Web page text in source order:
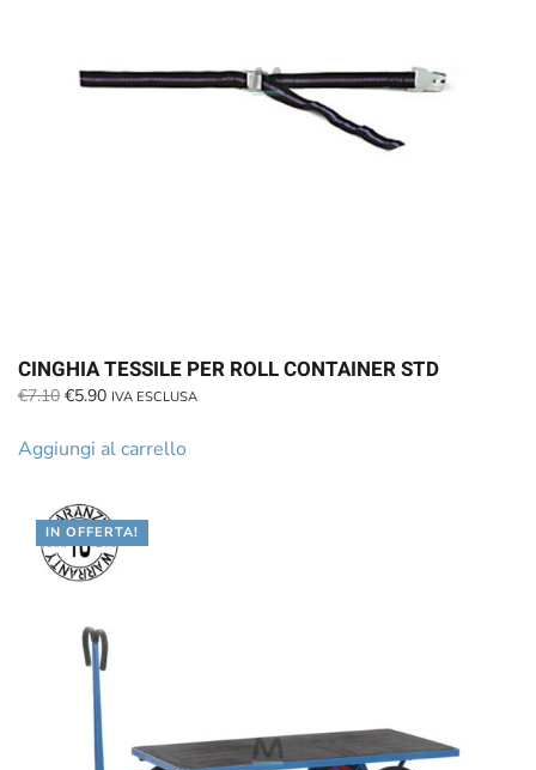
CINGHIA TESSILE PER ROLL CONTAINER STD
€7.10 Il
originale
€5.90Il
attuale
IVA ESCLUSA
Aggiungi al carrello
IN OFFERTA!